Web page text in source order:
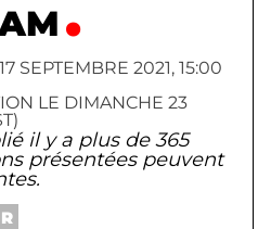
SEPTEMBRE 2021, 15:00
LE DIMANCHE 23
il y a plus de 365
présentées peuvent